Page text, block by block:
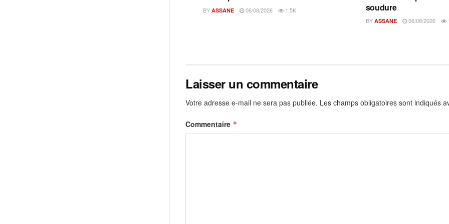
BY ASSANE 06/08/2026 1.5K
soudure
BY ASSANE 06/08/2026
Laisser un commentaire
Votre adresse e-mail ne sera pas publiée. Les champs obligatoires sont indiqués
Commentaire *